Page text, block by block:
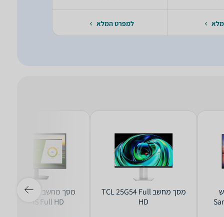
למפרט המלא
מסך מחשב TCL 25G54 Full
HD
E2422HS Full HD